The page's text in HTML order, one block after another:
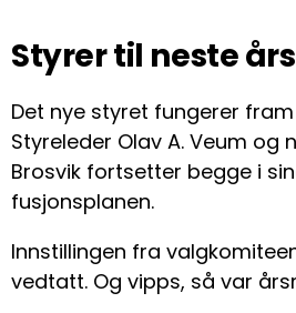
Styrer til neste
Det nye styret fungerer
Styreleder Olav A. Veum og
Brosvik fortsetter begge i
fusjonsplanen.
Innstillingen fra
vedtatt. Og vipps, så var